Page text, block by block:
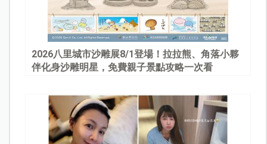
2026八里城市沙雕展8/1登場！拉拉熊、角落小夥
伴化身沙雕明星，免費親子景點攻略一次看